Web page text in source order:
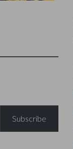
Subscribe